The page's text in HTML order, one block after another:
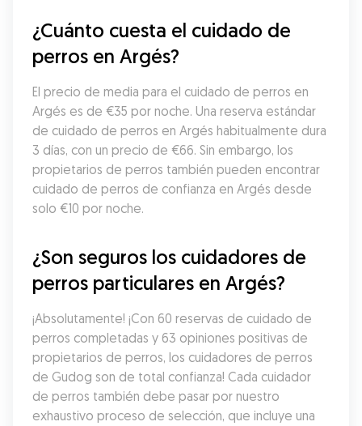
¿Cuánto cuesta el cuidado de
perros en Argés?
El precio de media para el cuidado de perros en
Argés es de €35 por noche. Una reserva estándar
de cuidado de perros en Argés habitualmente dura
3 días, con un precio de €66. Sin embargo, los
propietarios de perros también pueden encontrar
cuidado de perros de confianza en Argés desde
solo €10 por noche.
¿Son seguros los cuidadores de
perros particulares en Argés?
¡Absolutamente! ¡Con 60 reservas de cuidado de
perros completadas y 63 opiniones positivas de
propietarios de perros, los cuidadores de perros
de Gudog son de total confianza! Cada cuidador
de perros también debe pasar por nuestro
exhaustivo proceso de selección, que incluye una